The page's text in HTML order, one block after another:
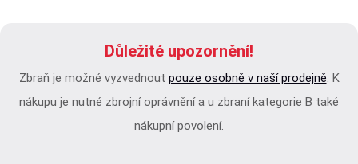
Důležité upozornění!
Zbraň je možné vyzvednout pouze osobně v naší prodejně . K
nákupu je nutné zbrojní oprávnění a u zbraní kategorie B také
nákupní povolení.